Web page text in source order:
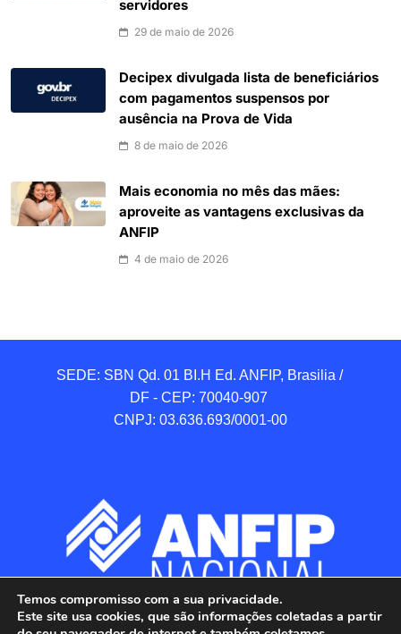
servidores
29 de maio de 2026
Decipex divulgada lista de beneficiários
com pagamentos suspensos por
ausência na Prova de Vida
8 de maio de 2026
Mais economia no mês das mães:
aproveite as vantagens exclusivas da
ANFIP
4 de maio de 2026
SEDE: SBN Qd. 01 BI.H Ed. ANFIP, Brasilia /
DF - CEP: 70040-907
CNPJ: 03.636.693/0001-00
Temos compromisso com a sua privacidade.
Este site usa cookies, que são informações coletadas a partir